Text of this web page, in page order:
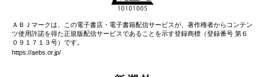
ＡＢＪマークは、この電子書店・電子書籍配信サービスが、著作権者からコンテン
ツ使用許諾を得た正規版配信サービスであることを示す登録商標（登録番号 第６
０９１７１３号）です。
https://aebs.or.jp/